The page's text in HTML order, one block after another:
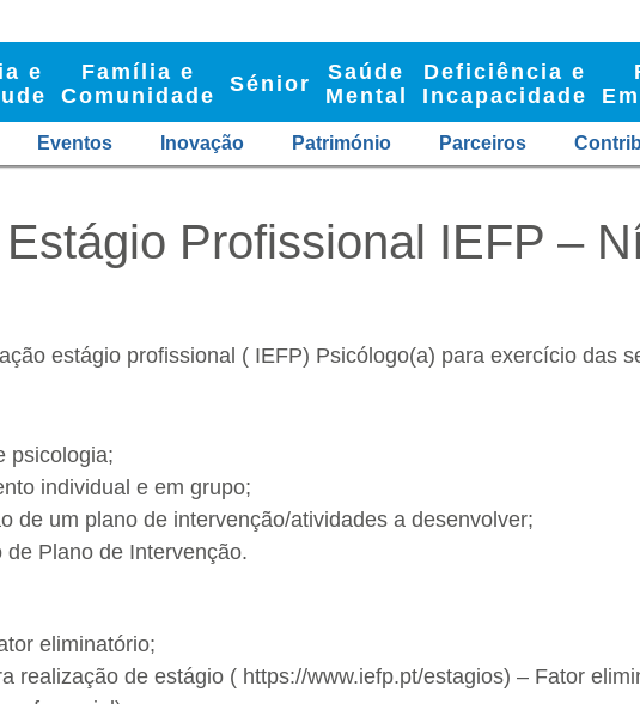
e
Família e
Comunidade
Sénior
Saúde
Mental
Deficiência e
Incapacidade
Eventos Inovação Património Parceiros
Profissional IEFP –
estágio profissional ( IEFP) Psicólogo(a) para exercício das
psicologia;
individual e em grupo;
de um plano de intervenção/atividades a desenvolver;
Plano de Intervenção.
eliminatório;
realização de estágio ( https://www.iefp.pt/estagios) – Fator